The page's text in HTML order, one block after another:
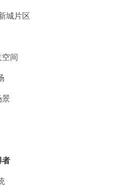
城片区
间
景
者